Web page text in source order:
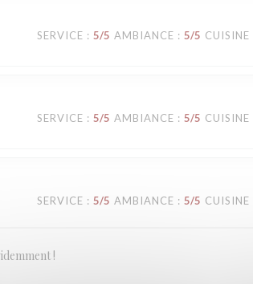
SERVICE : 5/5 AMBIANCE : 5/5 CUISINE
SERVICE : 5/5 AMBIANCE : 5/5 CUISINE
SERVICE : 5/5 AMBIANCE : 5/5 CUISINE
!